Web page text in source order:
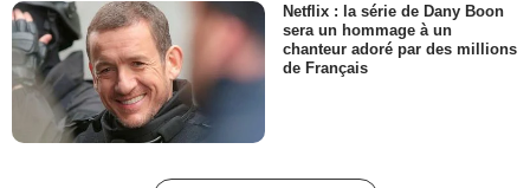
Netflix : la série de Dany Boon
sera un hommage à un
chanteur adoré par des millions
de Français